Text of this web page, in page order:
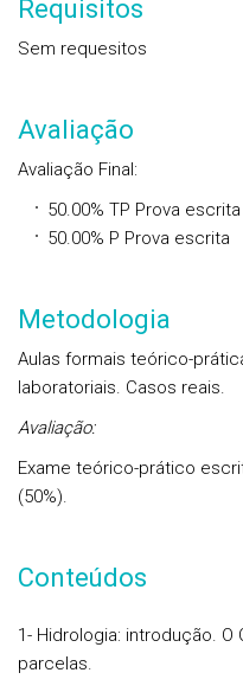
Requisitos
Sem requesitos
Avaliação
Avaliação Final:
50.00% TP Prova escrita
50.00% P Prova escrita
Metodologia
Aulas formais teórico-
laboratoriais. Casos reais.
Avaliação:
Exame teórico-prático
(50%).
Conteúdos
1- Hidrologia: introdução.
parcelas.